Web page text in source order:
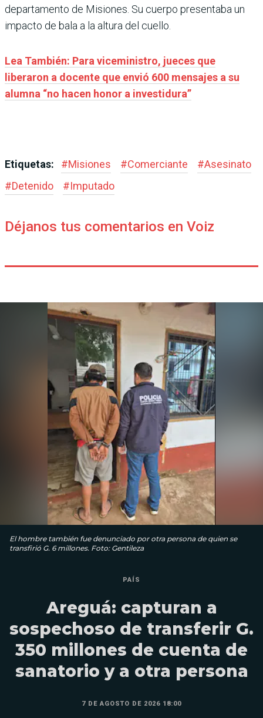
departamento de Misiones. Su cuerpo presentaba un
impacto de bala a la altura del cuello.
Lea También: Para viceministro, jueces que
liberaron a docente que envió 600 mensajes a su
alumna “no hacen honor a investidura”
Etiquetas: #Misiones #Comerciante #Asesinato
#Detenido #Imputado
Déjanos tus comentarios en Voiz
El hombre también fue denunciado por otra persona de quien se
transfirió G. 6 millones. Foto: Gentileza
PAÍS
Areguá: capturan a
sospechoso de transferir G.
350 millones de cuenta de
sanatorio y a otra persona
7 DE AGOSTO DE 2026 18:00